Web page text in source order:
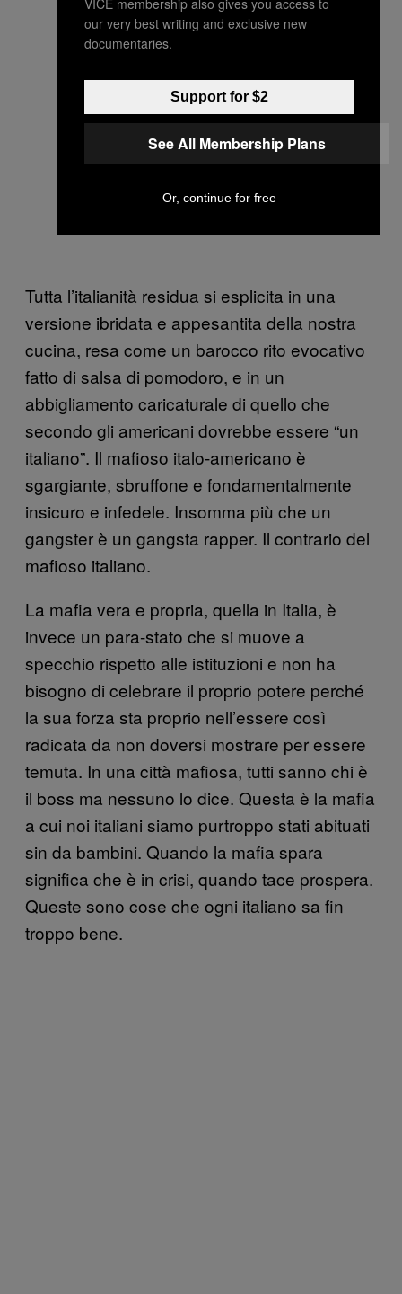
Tutta l’italianità residua si esplicita in una
versione ibridata e appesantita della nostra
cucina, resa come un barocco rito evocativo
fatto di salsa di pomodoro, e in un
abbigliamento caricaturale di quello che
secondo gli americani dovrebbe essere “un
italiano”. Il mafioso italo-americano è
sgargiante, sbruffone e fondamentalmente
insicuro e infedele. Insomma più che un
gangster è un gangsta rapper. Il contrario del
mafioso italiano.
La mafia vera e propria, quella in Italia, è
invece un para-stato che si muove a
specchio rispetto alle istituzioni e non ha
bisogno di celebrare il proprio potere perché
la sua forza sta proprio nell’essere così
radicata da non doversi mostrare per essere
temuta. In una città mafiosa, tutti sanno chi è
il boss ma nessuno lo dice. Questa è la mafia
a cui noi italiani siamo purtroppo stati abituati
sin da bambini. Quando la mafia spara
significa che è in crisi, quando tace prospera.
Queste sono cose che ogni italiano sa fin
troppo bene.
our very best writing and exclusive new
documentaries.
Support for $2
See All Membership Plans
Or, continue for free